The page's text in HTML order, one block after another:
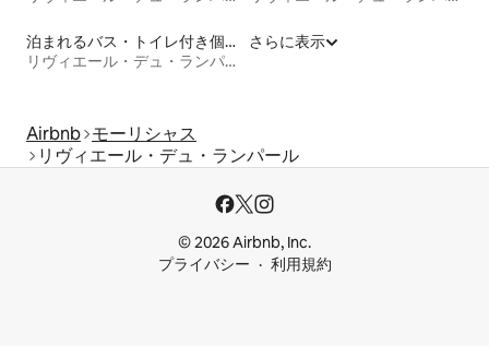
泊まれるバス・トイレ付き個室
リヴィエール・デュ・ランパール
さらに表示
Airbnb モーリシャス
リヴィエール・デュ・ランパール
© 2026 Airbnb, Inc.
プライバシー
利用規約